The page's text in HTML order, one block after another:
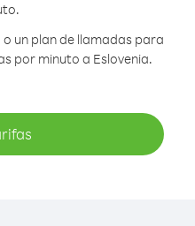
un plan de llamadas para
por minuto a Eslovenia.